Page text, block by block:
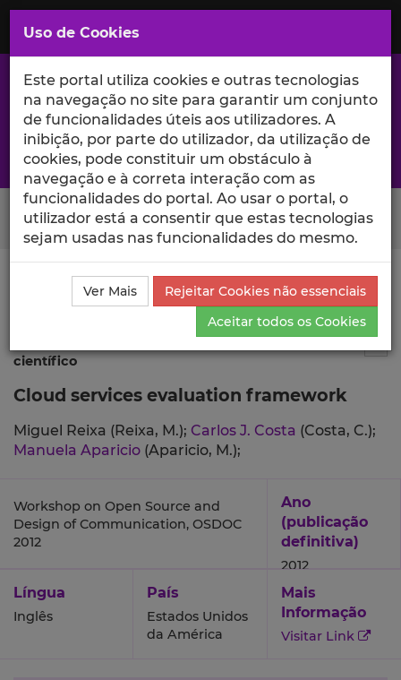
Saltar
para
Conteúdo
Principal
A excelência da investigação e ciência no Iscte
Search Button
Ciência_Iscte Publicações
Descrição Detalhada da
Publicação
científico
Cloud services evaluation framework
Miguel Reixa (Reixa, M.); Carlos J. Costa (Costa, C.);
Manuela Aparicio (Aparicio, M.);
Workshop on Open Source and
Design of Communication, OSDOC
2012
Ano
(publicação
definitiva)
2012
Língua
Inglês
País
Estados Unidos
da América
Mais
Informação
Visitar Link
Uso de Cookies
Este portal utiliza cookies e outras tecnologias
na navegação no site para garantir um conjunto
de funcionalidades úteis aos utilizadores. A
inibição, por parte do utilizador, da utilização de
cookies, pode constituir um obstáculo à
navegação e à correta interação com as
funcionalidades do portal. Ao usar o portal, o
utilizador está a consentir que estas tecnologias
sejam usadas nas funcionalidades do mesmo.
Ver Mais
Rejeitar Cookies não essenciais
Aceitar todos os Cookies